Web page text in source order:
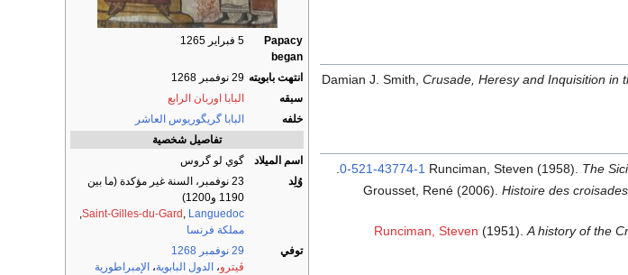
Papacy
began
5 فبراير 1265
انتهت بابويته 29 نوفمبر 1268
سبقه
البابا اوربان الرابع
خلفه
البابا گريگوريوس العاشر
تفاصيل شخصية
اسم الميلاد
گوي لو گروس
وُلِد
23 نوفمبر، السنة غير مؤكدة (ما بين
1190 و1200)
Saint-Gilles-du-Gard , Languedoc
,
مملكة فرنسا
توفي
29 نوفمبر
1268
ڤيترو، الدول البابوية، الإمبراطورية
Damian J. Smith,Crusade, Heresy and Inquisition in
Runciman, Steven (1958). The
0-521-43774-1
.
Grousset, René (2006). Histoire des
Runciman, Steven (1951). A history of the